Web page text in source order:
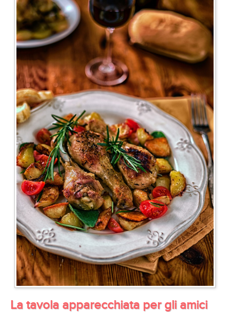
La tavola apparecchiata per gli amici